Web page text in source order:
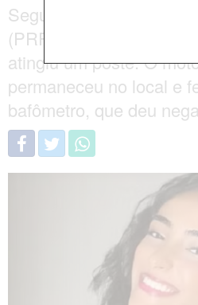
Segundo a Polícia
(PRF), a vítima perdeu
atingiu um poste. O
permaneceu no local e
bafômetro, que deu